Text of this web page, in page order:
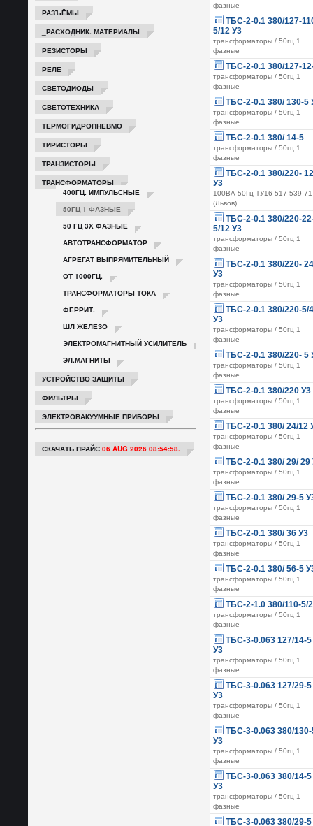
РАЗЪЁМЫ
_РАСХОДНИК. МАТЕРИАЛЫ
РЕЗИСТОРЫ
РЕЛЕ
СВЕТОДИОДЫ
СВЕТОТЕХНИКА
ТЕРМОГИДРОПНЕВМО
ТИРИСТОРЫ
ТРАНЗИСТОРЫ
ТРАНСФОРМАТОРЫ
400ГЦ. ИМПУЛЬСНЫЕ
50ГЦ 1 ФАЗНЫЕ
50 ГЦ 3Х ФАЗНЫЕ
АВТОТРАНСФОРМАТОР
АГРЕГАТ ВЫПРЯМИТЕЛЬНЫЙ
ОТ 1000ГЦ.
ТРАНСФОРМАТОРЫ ТОКА
ФЕРРИТ.
ШЛ ЖЕЛЕЗО
ЭЛЕКТРОМАГНИТНЫЙ УСИЛИТЕЛЬ
ЭЛ.МАГНИТЫ
УСТРОЙСТВО ЗАЩИТЫ
ФИЛЬТРЫ
ЭЛЕКТРОВАКУУМНЫЕ ПРИБОРЫ
СКАЧАТЬ ПРАЙС 06 AUG 2026 08:54:58.
фазные
ТБС-2-0.1 380/127-
5/12 У3
трансформаторы / 50гц 1
фазные
ТБС-2-0.1 380/127-
трансформаторы / 50гц 1
фазные
ТБС-2-0.1 380/ 130-5
трансформаторы / 50гц 1
фазные
ТБС-2-0.1 380/ 14-5
трансформаторы / 50гц 1
фазные
ТБС-2-0.1 380/220- 12
У3
100ВА 50Гц ТУ16-517-539-71
(Львов)
ТБС-2-0.1 380/220-
5/12 У3
трансформаторы / 50гц 1
фазные
ТБС-2-0.1 380/220- 24
У3
трансформаторы / 50гц 1
фазные
ТБС-2-0.1 380/220-5/
У3
трансформаторы / 50гц 1
фазные
ТБС-2-0.1 380/220- 5
трансформаторы / 50гц 1
фазные
ТБС-2-0.1 380/220 У3
трансформаторы / 50гц 1
фазные
ТБС-2-0.1 380/ 24/12
трансформаторы / 50гц 1
фазные
ТБС-2-0.1 380/ 29/ 29
трансформаторы / 50гц 1
фазные
ТБС-2-0.1 380/ 29-5
трансформаторы / 50гц 1
фазные
ТБС-2-0.1 380/ 36 У3
трансформаторы / 50гц 1
фазные
ТБС-2-0.1 380/ 56-5
трансформаторы / 50гц 1
фазные
ТБС-2-1.0 380/110-5/
трансформаторы / 50гц 1
фазные
ТБС-3-0.063 127/14-5
У3
трансформаторы / 50гц 1
фазные
ТБС-3-0.063 127/29-5
У3
трансформаторы / 50гц 1
фазные
ТБС-3-0.063 380/130-
У3
трансформаторы / 50гц 1
фазные
ТБС-3-0.063 380/14-5
У3
трансформаторы / 50гц 1
фазные
ТБС-3-0.063 380/29-5